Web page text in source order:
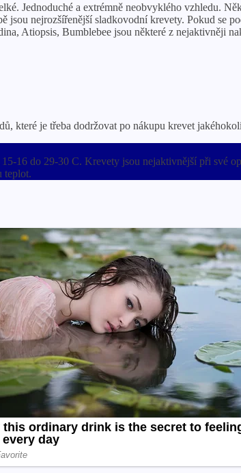
Jednoduché a extrémně neobvyklého vzhledu.
nejrozšířenější sladkovodní krevety. Pokud se
Atiopsis, Bumblebee jsou některé z nejaktivněji
které je třeba dodržovat po nákupu krevet
16 do 29-30 C. Krevety jsou nejaktivnější při své
teplot.